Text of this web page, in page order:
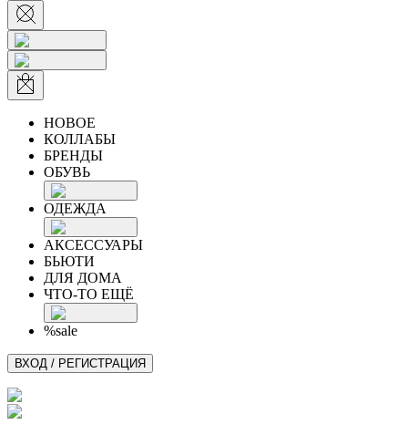
НОВОЕ
КОЛЛАБЫ
БРЕНДЫ
ОБУВЬ
ОДЕЖДА
АКСЕССУАРЫ
БЬЮТИ
ДЛЯ ДОМА
ЧТО-ТО ЕЩЁ
%sale
ВХОД / РЕГИСТРАЦИЯ